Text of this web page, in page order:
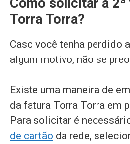
Como solicitar a
Torra Torra?
Caso você tenha perdido
algum motivo, não se
Existe uma maneira de
da fatura Torra Torra em
Para solicitar é
de cartão da rede,